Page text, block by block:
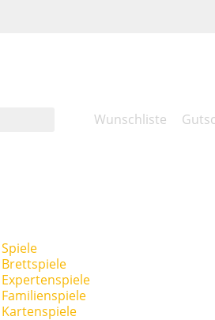
Wunschliste
Spiele
Brettspiele
Expertenspiele
Familienspiele
Kartenspiele